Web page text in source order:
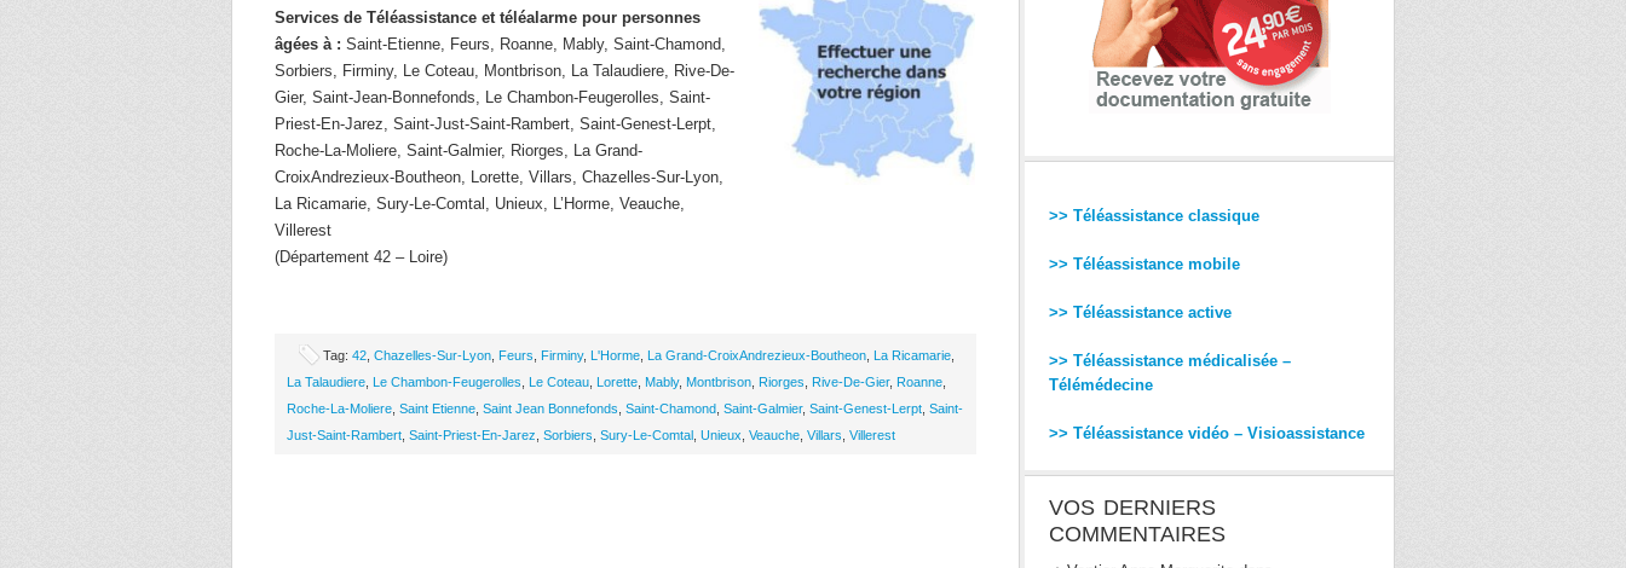
Services de Téléassistance et téléalarme pour personnes
âgées à : Saint-Etienne, Feurs, Roanne, Mably, Saint-Chamond,
Sorbiers, Firminy, Le Coteau, Montbrison, La Talaudiere, Rive-De-
Gier, Saint-Jean-Bonnefonds, Le Chambon-Feugerolles, Saint-
Priest-En-Jarez, Saint-Just-Saint-Rambert, Saint-Genest-Lerpt,
Roche-La-Moliere, Saint-Galmier, Riorges, La Grand-
CroixAndrezieux-Boutheon, Lorette, Villars, Chazelles-Sur-Lyon,
La Ricamarie, Sury-Le-Comtal, Unieux, L’Horme, Veauche,
Villerest
(Département 42 – Loire)
Tag: 42 Chazelles-Sur-Lyon Feurs Firminy, L'Horme La Grand-CroixAndrezieux-Boutheon La Ricamarie
La Talaudiere Le Chambon-Feugerolles Le Coteau Lorette Mably, Montbrison Riorges Rive-De-Gier, Roanne
Roche-La-Moliere Saint Etienne Saint Jean Bonnefonds Saint-Chamond Saint-Galmier, Saint-Genest-Lerpt Saint-
Just-Saint-Rambert Saint-Priest-En-Jarez Sorbiers Sury-Le-Comtal Unieux Veauche Villars Villerest
>> Téléassistance classique
>> Téléassistance mobile
>> Téléassistance active
>> Téléassistance médicalisée –
Télémédecine
>> Téléassistance vidéo – Visioassistance
VOS DERNIERS
COMMENTAIRES